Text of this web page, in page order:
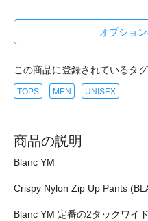
オプショ
この商品に登録されているタグ
TOPS MEN UNISEX
商品の説明
Blanc YM
Crispy Nylon Zip Up Pants
Blanc YM 定番の2タックワイ